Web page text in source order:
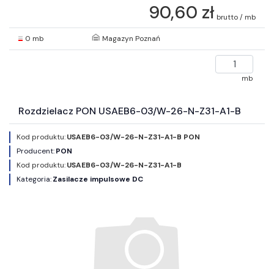
90,60 zł brutto / mb
0 mb Magazyn Poznań
mb
Rozdzielacz PON USAEB6-03/W-26-N-Z31-A1-B
Kod produktu:USAEB6-03/W-26-N-Z31-A1-B PON
Producent:PON
Kod produktu:USAEB6-03/W-26-N-Z31-A1-B
Kategoria:Zasilacze impulsowe DC